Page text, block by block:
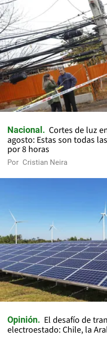
Nacional
Cortes de luz
agosto: Estas son todas
por 8 horas
Por Cristian Neira
Opinión
El desafío de
electroestado: Chile, la